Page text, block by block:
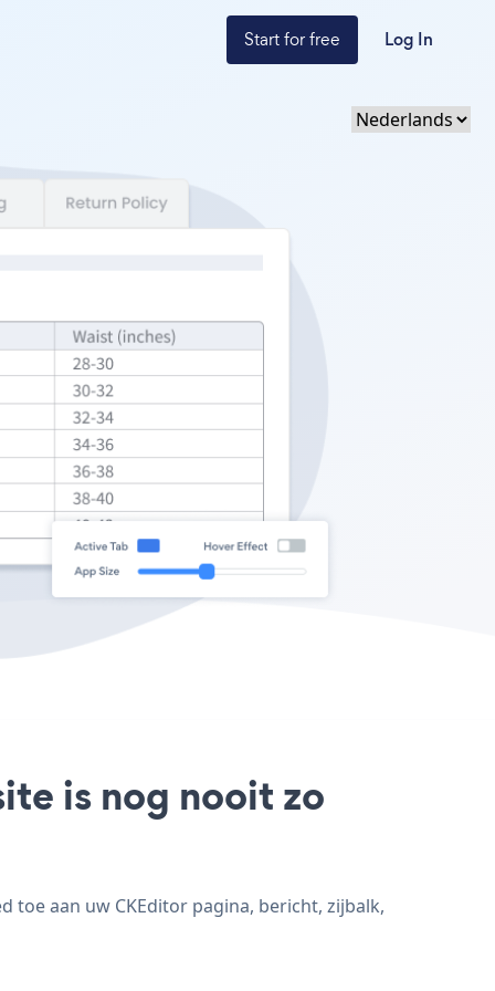
Start for free Log In
is nog nooit zo
toe aan uw CKEditor pagina, bericht, zijbalk,